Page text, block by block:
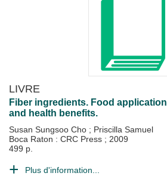
LIVRE
Fiber ingredients. Food
and health benefits.
Susan Sungsoo Cho ; Priscilla Samuel
Boca Raton : CRC Press ; 2009
499 p.
Plus d'information...